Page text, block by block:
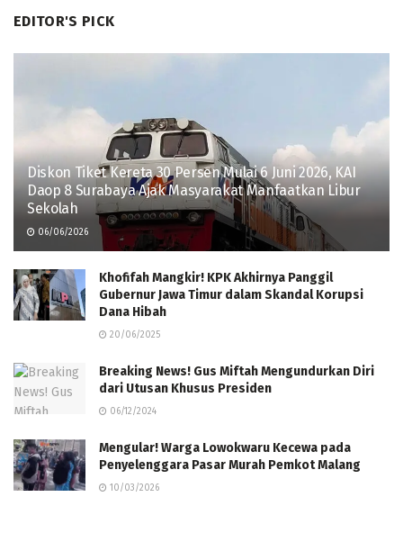
EDITOR'S PICK
Diskon Tiket Kereta 30 Persen Mulai 6 Juni 2026, KAI
Daop 8 Surabaya Ajak Masyarakat Manfaatkan Libur
Sekolah
06/06/2026
Khofifah Mangkir! KPK Akhirnya Panggil
Gubernur Jawa Timur dalam Skandal Korupsi
Dana Hibah
20/06/2025
Breaking News! Gus Miftah Mengundurkan Diri
dari Utusan Khusus Presiden
06/12/2024
Mengular! Warga Lowokwaru Kecewa pada
Penyelenggara Pasar Murah Pemkot Malang
10/03/2026